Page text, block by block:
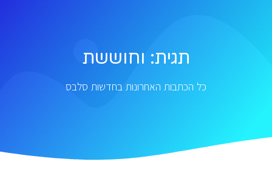
תגית: וחוששת
כל הכתבות האחרונות בחדשות סלבס